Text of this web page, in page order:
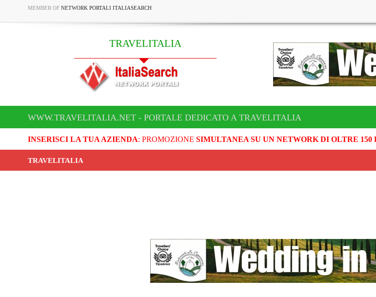
MEMBER OF NETWORK PORTALI ITALIASEARCH
TRAVELITALIA
WWW.TRAVELITALIA.NET - PORTALE DEDICATO A TRAVELITALIA
INSERISCI LA TUA AZIENDA: PROMOZIONE SIMULTANEA SU UN NETWORK DI OLTRE 150
TRAVELITALIA